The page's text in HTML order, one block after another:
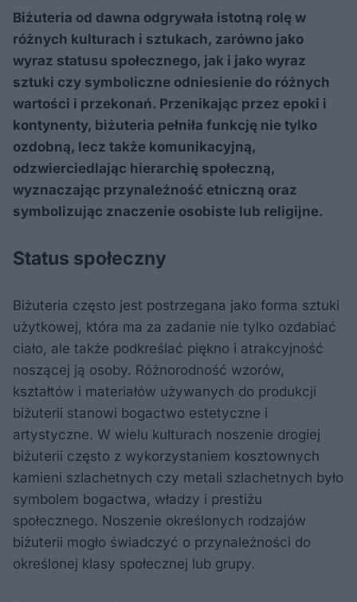
Biżuteria od dawna odgrywała istotną rolę w
różnych kulturach i sztukach, zarówno jako
wyraz statusu społecznego, jak i jako wyraz
sztuki czy symboliczne odniesienie do różnych
wartości i przekonań. Przenikając przez epoki i
kontynenty, biżuteria pełniła funkcję nie tylko
ozdobną, lecz także komunikacyjną,
odzwierciedlając hierarchię społeczną,
wyznaczając przynależność etniczną oraz
symbolizując znaczenie osobiste lub religijne.
Status społeczny
Biżuteria często jest postrzegana jako forma sztuki
użytkowej, która ma za zadanie nie tylko ozdabiać
ciało, ale także podkreślać piękno i atrakcyjność
noszącej ją osoby. Różnorodność wzorów,
kształtów i materiałów używanych do produkcji
biżuterii stanowi bogactwo estetyczne i
artystyczne. W wielu kulturach noszenie drogiej
biżuterii często z wykorzystaniem kosztownych
kamieni szlachetnych czy metali szlachetnych było
symbolem bogactwa, władzy i prestiżu
społecznego. Noszenie określonych rodzajów
biżuterii mogło świadczyć o przynależności do
określonej klasy społecznej lub grupy.